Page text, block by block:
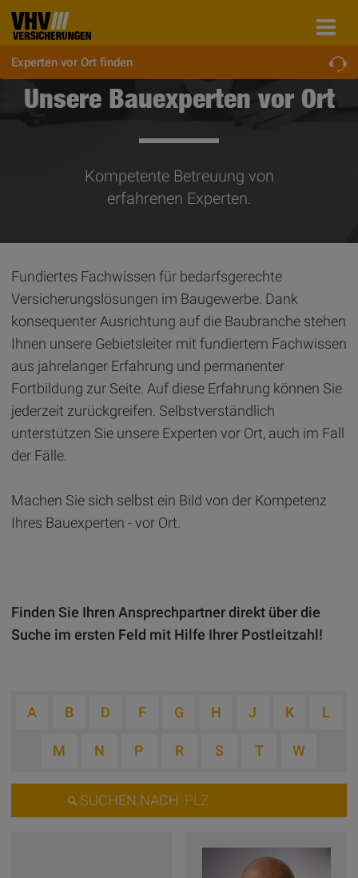
Experten vor Ort finden
Unsere Bauexperten vor Ort
Kompetente Betreuung von
erfahrenen Experten.
Fundiertes Fachwissen für bedarfsgerechte
Versicherungslösungen im Baugewerbe. Dank
konsequenter Ausrichtung auf die Baubranche stehen
Ihnen unsere Gebietsleiter mit fundiertem Fachwissen
aus jahrelanger Erfahrung und permanenter
Fortbildung zur Seite. Auf diese Erfahrung können Sie
jederzeit zurückgreifen. Selbstverständlich
unterstützen Sie unsere Experten vor Ort, auch im Fall
der Fälle.
Machen Sie sich selbst ein Bild von der Kompetenz
Ihres Bauexperten - vor Ort.
Finden Sie Ihren Ansprechpartner direkt über die
Suche im ersten Feld mit Hilfe Ihrer Postleitzahl!
A B D F G H J K L
M N P R S T W
SUCHEN NACH